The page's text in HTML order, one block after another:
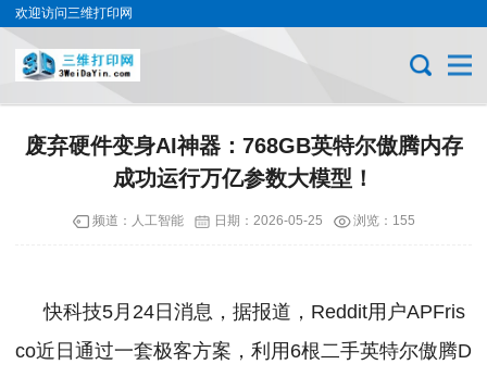
欢迎访问三维打印网
废弃硬件变身AI神器：768GB英特尔傲腾内存
成功运行万亿参数大模型！
频道： 人工智能 日期： 2026-05-25 浏览：155
快科技5月24日消息，据报道，Reddit用户APFris
co近日通过一套极客方案，利用6根二手英特尔傲腾D